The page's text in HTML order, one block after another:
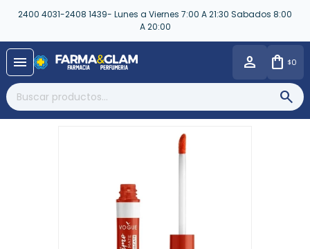
2400 4031-2408 1439- Lunes a Viernes 7:00 A 21:30 Sabados 8:00
A 20:00
menu $0